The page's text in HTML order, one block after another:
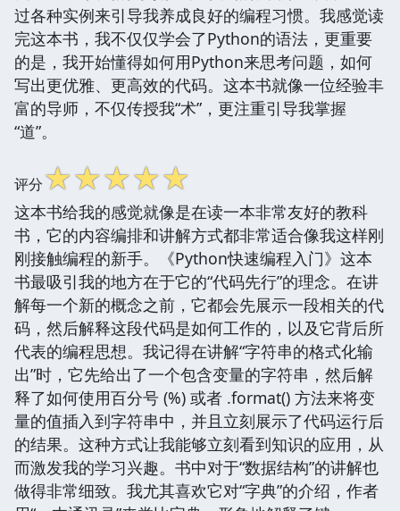
过各种实例来引导我养成良好的编程习惯。我感觉读
完这本书，我不仅仅学会了Python的语法，更重要
的是，我开始懂得如何用Python来思考问题，如何
写出更优雅、更高效的代码。这本书就像一位经验丰
富的导师，不仅传授我“术”，更注重引导我掌握
“道”。
评分☆☆☆☆☆
这本书给我的感觉就像是在读一本非常友好的教科
书，它的内容编排和讲解方式都非常适合像我这样刚
刚接触编程的新手。《Python快速编程入门》这本
书最吸引我的地方在于它的“代码先行”的理念。在讲
解每一个新的概念之前，它都会先展示一段相关的代
码，然后解释这段代码是如何工作的，以及它背后所
代表的编程思想。我记得在讲解“字符串的格式化输
出”时，它先给出了一个包含变量的字符串，然后解
释了如何使用百分号 (%) 或者 .format() 方法来将变
量的值插入到字符串中，并且立刻展示了代码运行后
的结果。这种方式让我能够立刻看到知识的应用，从
而激发我的学习兴趣。书中对于“数据结构”的讲解也
做得非常细致。我尤其喜欢它对“字典”的介绍，作者